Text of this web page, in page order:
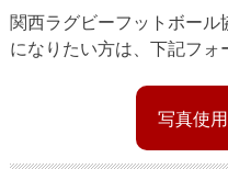
関西ラグビーフットボー
になりたい方は、下記フォ
写真使